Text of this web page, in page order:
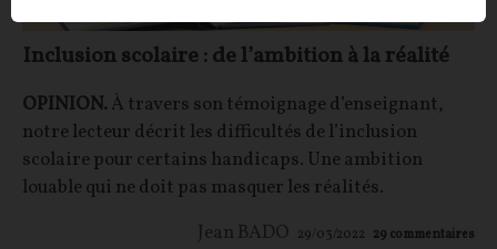
Inclusion scolaire : de l’ambition à la réalité
OPINION.À travers son témoignage d’enseignant,
notre lecteur décrit les difficultés de l’inclusion
scolaire pour certains handicaps. Une ambition
louable qui ne doit pas masquer les réalités.
Jean BADO 29/03/2022 29 commentaires